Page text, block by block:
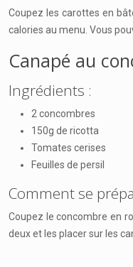
Coupez les carottes en
calories au menu. Vous
Canapé au
Ingrédients :
2 concombres
150g de ricotta
Tomates cerises
Feuilles de persil
Comment se
Coupez le concombre en
deux et les placer sur les